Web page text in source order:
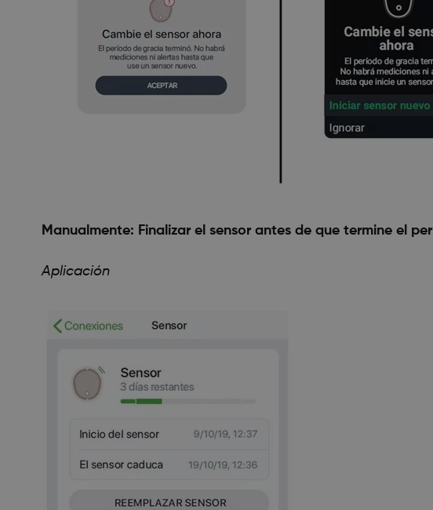
Manualmente: Finalizar el sensor antes de que termine el
Aplicación